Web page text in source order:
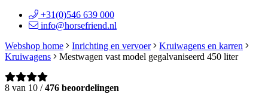
+31(0)546 639 000
info@horsefriend.nl
Webshop home
Inrichting en vervoer
Kruiwagens en karren
Kruiwagens
Mestwagen vast model gegalvaniseerd 450 liter
8 van 10 /476 beoordelingen